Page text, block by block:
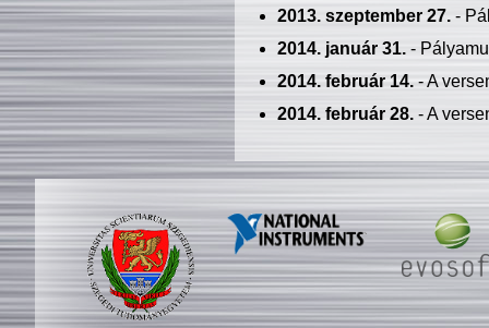
2013. szeptember 27.-
2014. január 31.-
2014. február 14.- A
2014. február 28.- A